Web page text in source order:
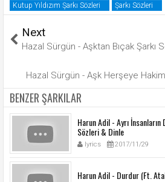
Kutup Yıldızım Şarkı Sözleri
Şarkı Sözleri
Next
Hazal Sürgün - Aşktan Bıçak Şarkı
Hazal Sürgün - Aşk Herşeye
BENZER ŞARKILAR
Harun Adil - Ayrı İnsanların
Sözleri & Dinle
lyrics 2017/11/29
Harun Adil - Durdur (Ft.